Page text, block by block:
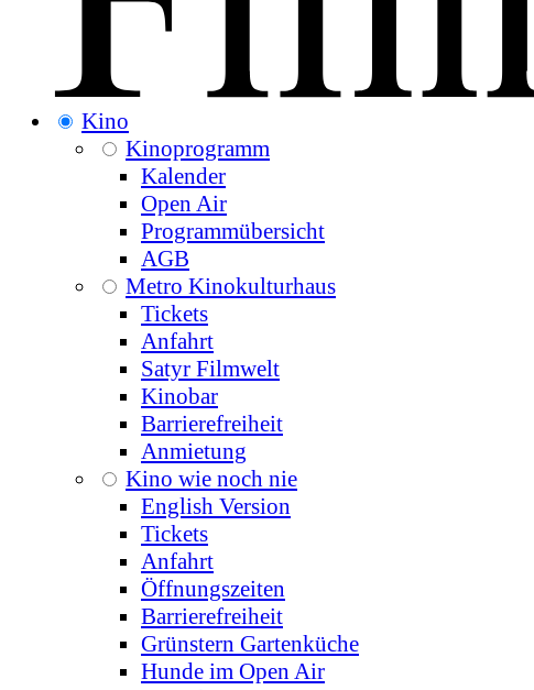
Kino
Kinoprogramm
Kalender
Open Air
Programmübersicht
AGB
Metro Kinokulturhaus
Tickets
Anfahrt
Satyr Filmwelt
Kinobar
Barrierefreiheit
Anmietung
Kino wie noch nie
English Version
Tickets
Anfahrt
Öffnungszeiten
Barrierefreiheit
Grünstern Gartenküche
Hunde im Open Air